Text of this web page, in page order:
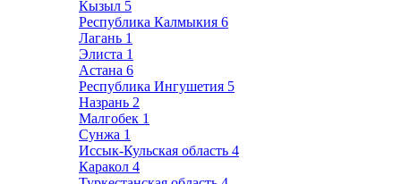
Кызыл 5
Республика Калмыкия 6
Лагань 1
Элиста 1
Астана 6
Республика Ингушетия 5
Назрань 2
Малгобек 1
Сунжа 1
Иссык-Кульская область 4
Каракол 4